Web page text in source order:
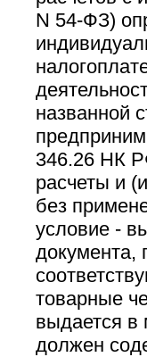
N 54-ФЗ)
названной
346.26 НК
расчеты и
без
условие -
документа,
товарные
выдается в
должен